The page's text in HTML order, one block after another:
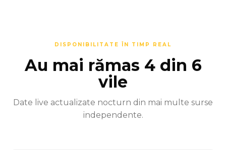
DISPONIBILITATE ÎN TIMP REAL
Au mai rămas 4 din 6
vile
Date live actualizate nocturn din mai multe surse
independente.